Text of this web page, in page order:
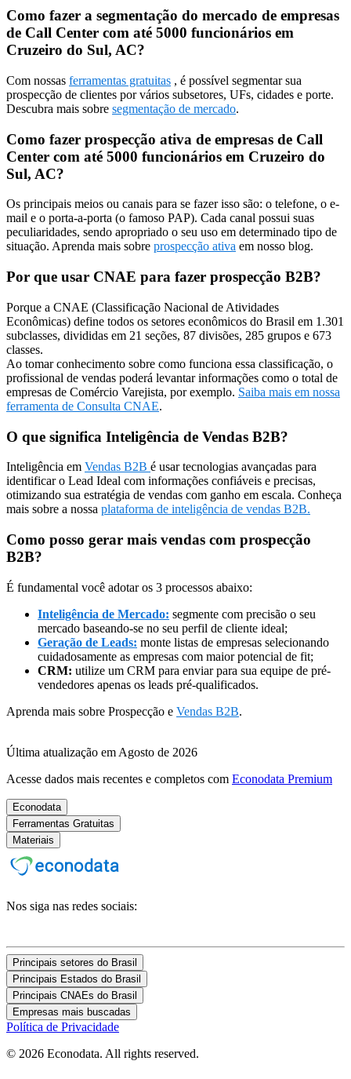
Como fazer a segmentação do mercado de empresas
de Call Center com até 5000 funcionários em
Cruzeiro do Sul, AC?
Com nossas ferramentas gratuitas , é possível segmentar sua
prospecção de clientes por vários subsetores, UFs, cidades e porte.
Descubra mais sobre segmentação de mercado.
Como fazer prospecção ativa de empresas de Call
Center com até 5000 funcionários em Cruzeiro do
Sul, AC?
Os principais meios ou canais para se fazer isso são: o telefone, o e-
mail e o porta-a-porta (o famoso PAP). Cada canal possui suas
peculiaridades, sendo apropriado o seu uso em determinado tipo de
situação. Aprenda mais sobre prospecção ativa em nosso blog.
Por que usar CNAE para fazer prospecção B2B?
Porque a CNAE (Classificação Nacional de Atividades
Econômicas) define todos os setores econômicos do Brasil em 1.301
subclasses, divididas em 21 seções, 87 divisões, 285 grupos e 673
classes.
Ao tomar conhecimento sobre como funciona essa classificação, o
profissional de vendas poderá levantar informações como o total de
empresas de Comércio Varejista, por exemplo. Saiba mais em nossa
ferramenta de Consulta CNAE.
O que significa Inteligência de Vendas B2B?
Inteligência em Vendas B2B é usar tecnologias avançadas para
identificar o Lead Ideal com informações confiáveis e precisas,
otimizando sua estratégia de vendas com ganho em escala. Conheça
mais sobre a nossa plataforma de inteligência de vendas B2B.
Como posso gerar mais vendas com prospecção
B2B?
É fundamental você adotar os 3 processos abaixo:
Inteligência de Mercado: segmente com precisão o seu
mercado baseando-se no seu perfil de cliente ideal;
Geração de Leads: monte listas de empresas selecionando
cuidadosamente as empresas com maior potencial de fit;
CRM: utilize um CRM para enviar para sua equipe de pré-
vendedores apenas os leads pré-qualificados.
Aprenda mais sobre Prospecção e Vendas B2B.
Última atualização em Agosto de 2026
Acesse dados mais recentes e completos com Econodata Premium
Econodata
Ferramentas Gratuitas
Materiais
Nos siga nas redes sociais:
Principais setores do Brasil
Principais Estados do Brasil
Principais CNAEs do Brasil
Empresas mais buscadas
Política de Privacidade
© 2026 Econodata. All rights reserved.